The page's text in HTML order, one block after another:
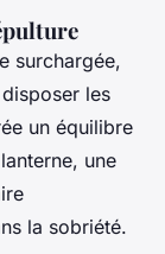
surchargée,
les
un équilibre
une
la sobriété.